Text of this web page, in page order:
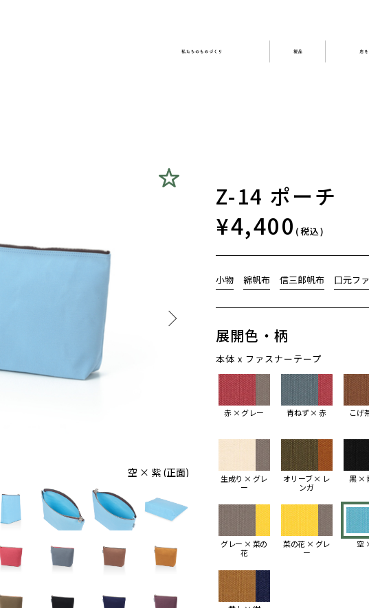
私たちのも
注文する
かばんと出会う
空 × 紫 (正面)
Z-14 ポーチ
¥4,400 (税込)
小物 綿帆布 信三郎帆布 口元フ
展開色・柄
本体 x ファスナーテープ
赤 × グレー 青ねず × 赤 こげ
生成り × グレ
ー
オリーブ × レ
ンガ
黒 ×
グレー × 菜の
花
菜の花 × グレ
ー
空
持ち手の長さ、ショルダーバンドの長さは、付け位置からではなくかばんの口元から